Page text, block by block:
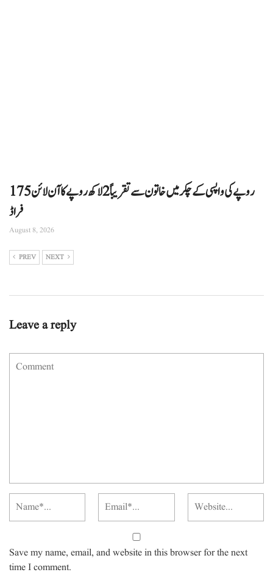
175 روپے کی واپسی کے چکر میں خاتون سے تقریباً 2 لاکھ روپے کا آن لائن
فراڈ
August 8, 2026
PREV NEXT
Leave a reply
Save my name, email, and website in this browser for the next
time I comment.